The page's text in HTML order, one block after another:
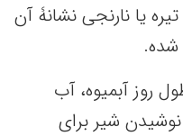
یا نارنجی نشانۀ آن
شده‌.
روز آبمیوه، آب
شیر برای